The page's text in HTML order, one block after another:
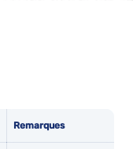
Remarques